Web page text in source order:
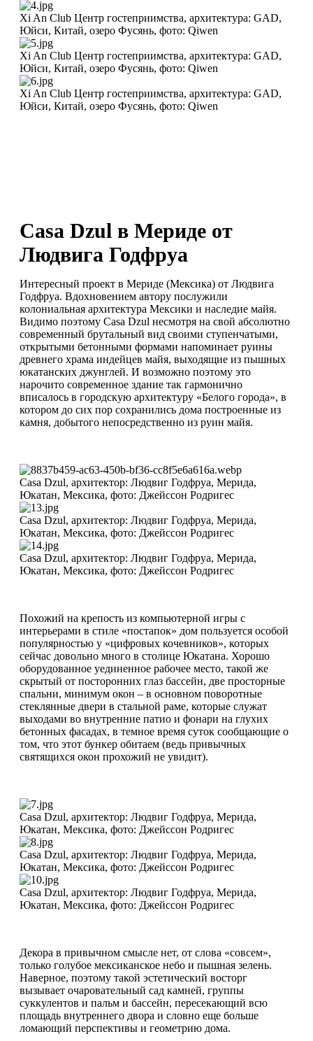
Xi An Club Центр гостеприимства, архитектура: GAD,
Юйси, Китай, озеро Фусянь, фото: Qiwen
Xi An Club Центр гостеприимства, архитектура: GAD,
Юйси, Китай, озеро Фусянь, фото: Qiwen
Xi An Club Центр гостеприимства, архитектура: GAD,
Юйси, Китай, озеро Фусянь, фото: Qiwen
Casa Dzul в Мериде от
Людвига Годфруа
Интересный проект в Мериде (Мексика) от Людвига
Годфруа. Вдохновением автору послужили
колониальная архитектура Мексики и наследие майя.
Видимо поэтому Casa Dzul несмотря на свой абсолютно
современный брутальный вид своими ступенчатыми,
открытыми бетонными формами напоминает руины
древнего храма индейцев майя, выходящие из пышных
юкатанских джунглей. И возможно поэтому это
нарочито современное здание так гармонично
вписалось в городскую архитектуру «Белого города», в
котором до сих пор сохранились дома построенные из
камня, добытого непосредственно из руин майя.
Casa Dzul, архитектор: Людвиг Годфруа, Мерида,
Юкатан, Мексика, фото: Джейссон Родригес
Casa Dzul, архитектор: Людвиг Годфруа, Мерида,
Юкатан, Мексика, фото: Джейссон Родригес
Casa Dzul, архитектор: Людвиг Годфруа, Мерида,
Юкатан, Мексика, фото: Джейссон Родригес
Похожий на крепость из компьютерной игры с
интерьерами в стиле «постапок» дом пользуется особой
популярностью у «цифровых кочевников», которых
сейчас довольно много в столице Юкатана. Хорошо
оборудованное уединенное рабочее место, такой же
скрытый от посторонних глаз бассейн, две просторные
спальни, минимум окон – в основном поворотные
стеклянные двери в стальной раме, которые служат
выходами во внутренние патио и фонари на глухих
бетонных фасадах, в темное время суток сообщающие о
том, что этот бункер обитаем (ведь привычных
святящихся окон прохожий не увидит).
Casa Dzul, архитектор: Людвиг Годфруа, Мерида,
Юкатан, Мексика, фото: Джейссон Родригес
Casa Dzul, архитектор: Людвиг Годфруа, Мерида,
Юкатан, Мексика, фото: Джейссон Родригес
Casa Dzul, архитектор: Людвиг Годфруа, Мерида,
Юкатан, Мексика, фото: Джейссон Родригес
Декора в привычном смысле нет, от слова «совсем»,
только голубое мексиканское небо и пышная зелень.
Наверное, поэтому такой эстетический восторг
вызывает очаровательный сад камней, группы
суккулентов и пальм и бассейн, пересекающий всю
площадь внутреннего двора и словно еще больше
ломающий перспективы и геометрию дома.